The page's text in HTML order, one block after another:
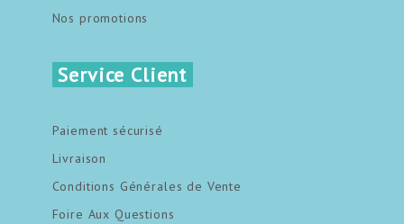
Nos promotions
Service Client
Paiement sécurisé
Livraison
Conditions Générales de Vente
Foire Aux Questions